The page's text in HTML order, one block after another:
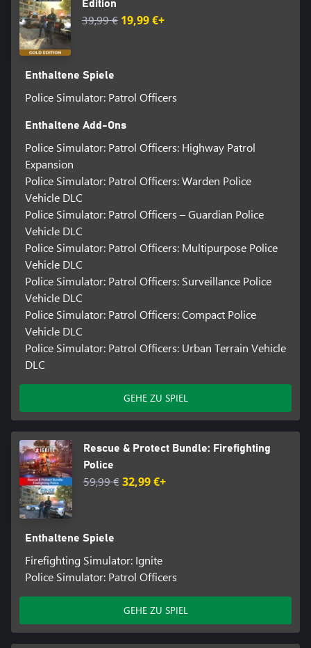
Edition
39,99 € 19,99 €+
Enthaltene Spiele
Police Simulator: Patrol Officers
Enthaltene Add-Ons
Police Simulator: Patrol Officers: Highway Patrol
Expansion
Police Simulator: Patrol Officers: Warden Police
Vehicle DLC
Police Simulator: Patrol Officers – Guardian Police
Vehicle DLC
Police Simulator: Patrol Officers: Multipurpose Police
Vehicle DLC
Police Simulator: Patrol Officers: Surveillance Police
Vehicle DLC
Police Simulator: Patrol Officers: Compact Police
Vehicle DLC
Police Simulator: Patrol Officers: Urban Terrain Vehicle
DLC
GEHE ZU SPIEL
Rescue & Protect Bundle: Firefighting
Police
59,99 € 32,99 €+
Enthaltene Spiele
Firefighting Simulator: Ignite
Police Simulator: Patrol Officers
GEHE ZU SPIEL